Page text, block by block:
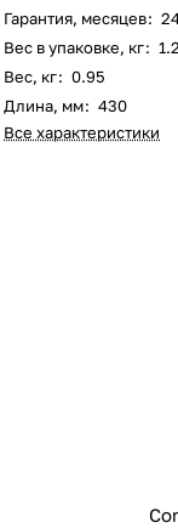
Гарантия, месяцев:
Вес в упаковке, кг: 1.2
Вес, кг: 0.95
Длина, мм: 430
Все характеристики